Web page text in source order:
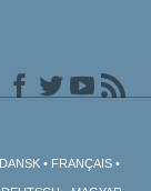
DANSK FRANÇAIS